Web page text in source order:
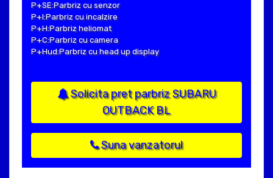
P+SE:Parbriz cu senzor
P+I:Parbriz cu incalzire
P+H:Parbriz heliomat
P+C:Parbriz cu camera
P+Hud:Parbriz cu head up display
Solicita pret parbriz SUBARU
OUTBACK BL
Suna vanzatorul